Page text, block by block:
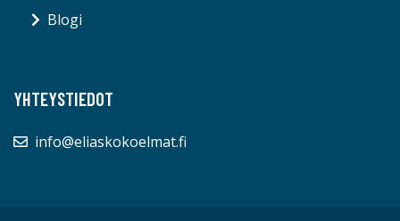
Blogi
YHTEYSTIEDOT
info@eliaskokoelmat.fi